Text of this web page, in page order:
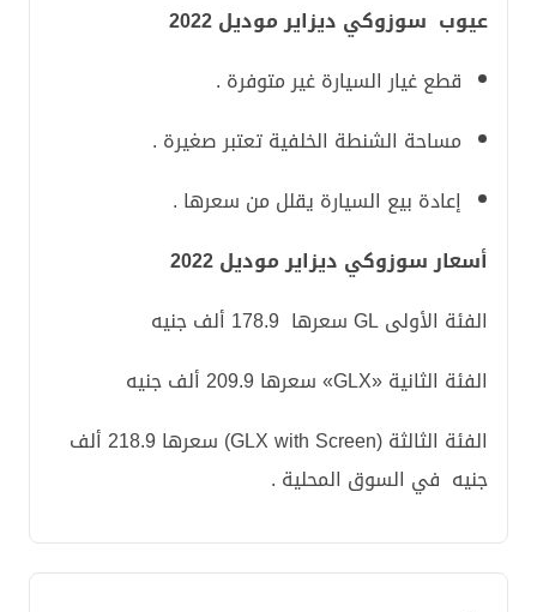
عيوب سوزوكي ديزاير موديل 2022
قطع غيار السيارة غير متوفرة .
مساحة الشنطة الخلفية تعتبر صغيرة .
إعادة بيع السيارة يقلل من سعرها .
أسعار سوزوكي ديزاير موديل 2022
الفئة الأولى GL سعرها 178.9 ألف جنيه
الفئة الثانية «GLX» سعرها 209.9 ألف جنيه
الفئة الثالثة (GLX with Screen) سعرها 218.9 ألف
جنيه في السوق المحلية .